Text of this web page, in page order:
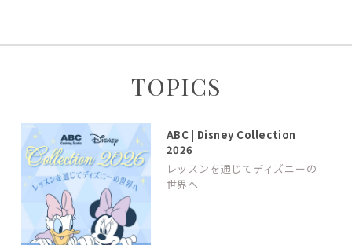
TOPICS
ABC | Disney Collection
2026
レッスンを通じてディズニーの
世界へ